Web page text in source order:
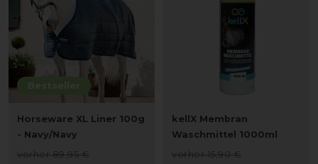
Bestseller
Horseware XL Liner 100g
- Navy/Navy
vorher 89,95 €
kellX Membran
Waschmittel 1000ml
vorher 15,90 €